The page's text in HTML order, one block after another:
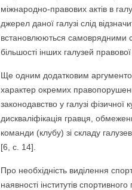
міжнародно-правових актів в
джерел даної галузі слід
встановлюються самоврядними
більшості інших галузей
Ще одним додатковим
характер окремих
законодавство у галузі фізичної
дискваліфікація гравця,
команди (клубу) зі складу
[6, с. 14].
Про необхідність виділення
наявності інститутів